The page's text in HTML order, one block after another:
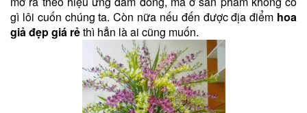
gì lôi cuốn chúng ta. Còn nữa nếu đến được địa điểm hoa
giả đẹp giá rẻthì hẳn là ai cũng muốn.